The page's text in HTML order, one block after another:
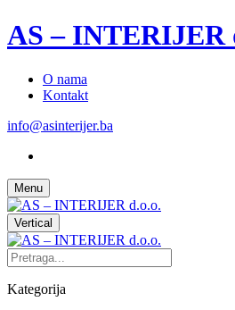
AS – INTERIJER
O nama
Kontakt
info@asinterijer.ba
Menu
Vertical
Kategorija